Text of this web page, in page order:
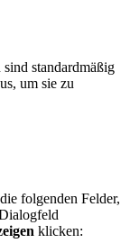
standardmäßig
um sie zu
folgenden Felder,
klicken: